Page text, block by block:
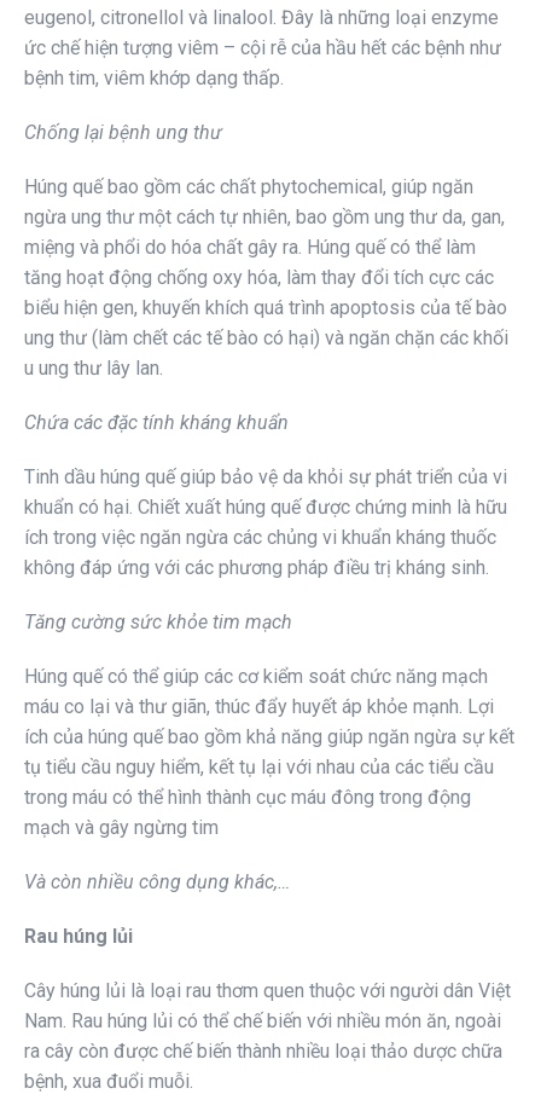
eugenol, citronellol và linalool. Đây là những loại enzyme
ức chế hiện tượng viêm – cội rễ của hầu hết các bệnh như
bệnh tim, viêm khớp dạng thấp.
Chống lại bệnh ung thư
Húng quế bao gồm các chất phytochemical, giúp ngăn
ngừa ung thư một cách tự nhiên, bao gồm ung thư da, gan,
miệng và phổi do hóa chất gây ra. Húng quế có thể làm
tăng hoạt động chống oxy hóa, làm thay đổi tích cực các
biểu hiện gen, khuyến khích quá trình apoptosis của tế bào
ung thư (làm chết các tế bào có hại) và ngăn chặn các khối
u ung thư lây lan.
Chứa các đặc tính kháng khuẩn
Tinh dầu húng quế giúp bảo vệ da khỏi sự phát triển của vi
khuẩn có hại. Chiết xuất húng quế được chứng minh là hữu
ích trong việc ngăn ngừa các chủng vi khuẩn kháng thuốc
không đáp ứng với các phương pháp điều trị kháng sinh.
Tăng cường sức khỏe tim mạch
Húng quế có thể giúp các cơ kiểm soát chức năng mạch
máu co lại và thư giãn, thúc đẩy huyết áp khỏe mạnh. Lợi
ích của húng quế bao gồm khả năng giúp ngăn ngừa sự kết
tụ tiểu cầu nguy hiểm, kết tụ lại với nhau của các tiểu cầu
trong máu có thể hình thành cục máu đông trong động
mạch và gây ngừng tim
Và còn nhiều công dụng khác,…
Rau húng lủi
Cây húng lủi là loại rau thơm quen thuộc với người dân Việt
Nam. Rau húng lủi có thể chế biến với nhiều món ăn, ngoài
ra cây còn được chế biến thành nhiều loại thảo dược chữa
bệnh, xua đuổi muỗi.